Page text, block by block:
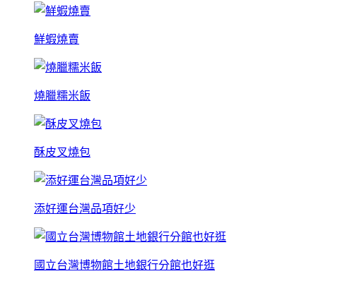
鮮蝦燒賣
燒臘糯米飯
酥皮叉燒包
添好運台灣品項好少
國立台灣博物館土地銀行分館也好逛